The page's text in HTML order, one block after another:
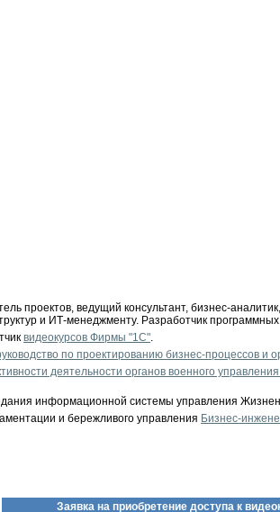
проектов, ведущий консультант, бизнес-
и ИТ-менеджменту. Разработчик
видеокурсов Фирмы "1С".
по проектированию бизнес-процессов и
деятельности органов военного
информационной системы управления
и бережливого управления Бизнес-
Заявка на приобретение доступа к